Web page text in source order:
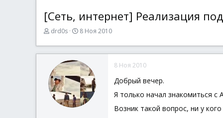
[Сеть, интернет] Реализация
А
т
т
е
м
ы
drd0s
Д
т
н
а
ч
а
л
8 Ноя 2010
8 Ноя 2010
Добрый вечер.
Я только начал знакомиться
Возник такой вопрос, ни у